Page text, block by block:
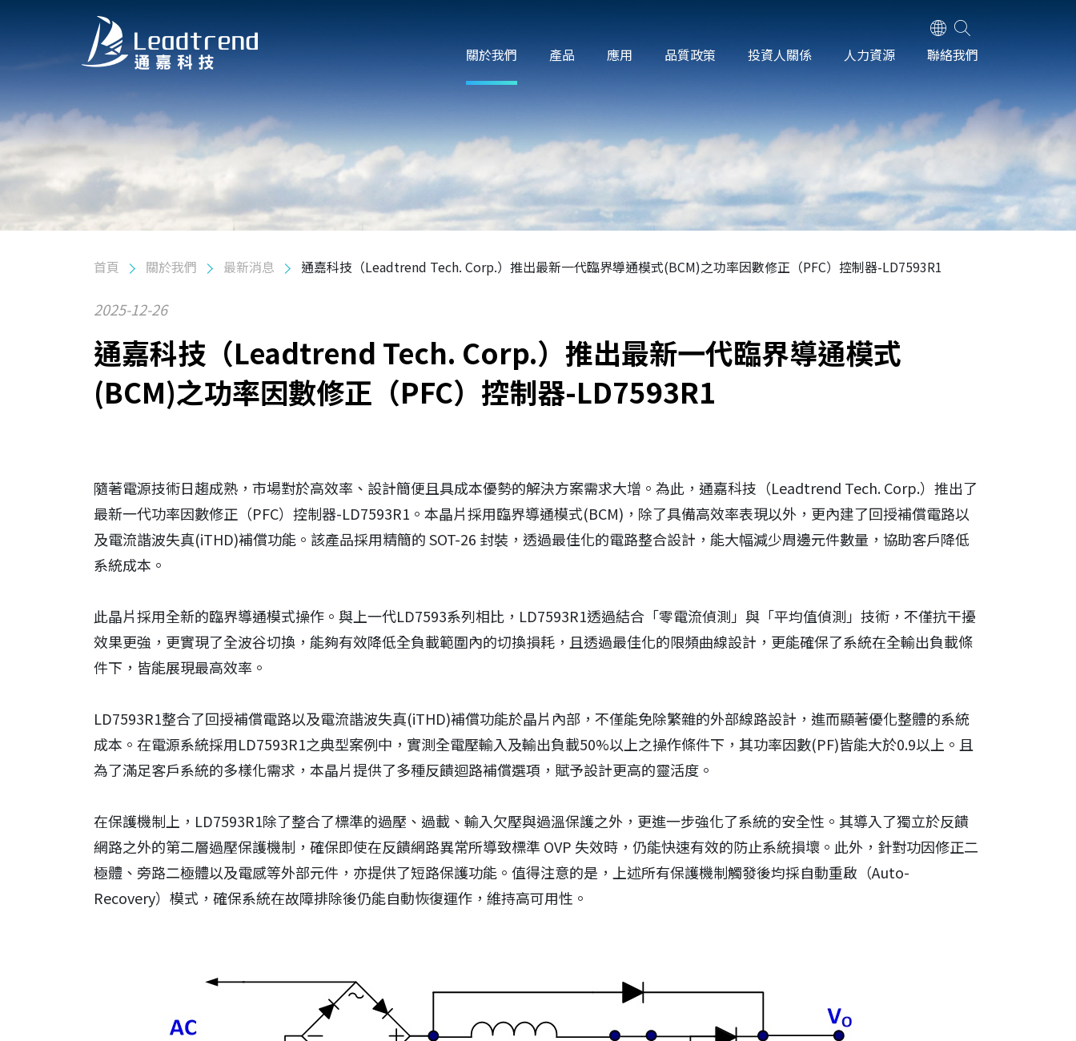
公司簡介
公司沿革
最新消息
關於我們 產品 應用 品質政策 投資人關係 人力資源 聯絡我們
首頁 關於我們 最新消息 通嘉科技（Leadtrend Tech. Corp.）推出最新一代臨界導通模式(BCM)之功率因數修正（PFC）控制器-LD7593R1
2025-12-26
通嘉科技（Leadtrend Tech. Corp.）推出最新一代臨界導通模式
(BCM)之功率因數修正（PFC）控制器-LD7593R1
隨著電源技術日趨成熟，市場對於高效率、設計簡便且具成本優勢的解決方案需求大增。為此，通嘉科技（Leadtrend Tech. Corp.）推出了
最新一代功率因數修正（PFC）控制器-LD7593R1。本晶片採用臨界導通模式(BCM)，除了具備高效率表現以外，更內建了回授補償電路以
及電流諧波失真(iTHD)補償功能。該產品採用精簡的 SOT-26 封裝，透過最佳化的電路整合設計，能大幅減少周邊元件數量，協助客戶降低
系統成本。
此晶片採用全新的臨界導通模式操作。與上一代LD7593系列相比，LD7593R1透過結合「零電流偵測」與「平均值偵測」技術，不僅抗干擾
效果更強，更實現了全波谷切換，能夠有效降低全負載範圍內的切換損耗，且透過最佳化的限頻曲線設計，更能確保了系統在全輸出負載條
件下，皆能展現最高效率。
LD7593R1整合了回授補償電路以及電流諧波失真(iTHD)補償功能於晶片內部，不僅能免除繁雜的外部線路設計，進而顯著優化整體的系統
成本。在電源系統採用LD7593R1之典型案例中，實測全電壓輸入及輸出負載50%以上之操作條件下，其功率因數(PF)皆能大於0.9以上。且
為了滿足客戶系統的多樣化需求，本晶片提供了多種反饋迴路補償選項，賦予設計更高的靈活度。
在保護機制上，LD7593R1除了整合了標準的過壓、過載、輸入欠壓與過溫保護之外，更進一步強化了系統的安全性。其導入了獨立於反饋
網路之外的第二層過壓保護機制，確保即使在反饋網路異常所導致標準 OVP 失效時，仍能快速有效的防止系統損壞。此外，針對功因修正二
極體、旁路二極體以及電感等外部元件，亦提供了短路保護功能。值得注意的是，上述所有保護機制觸發後均採自動重啟（Auto-
Recovery）模式，確保系統在故障排除後仍能自動恢復運作，維持高可用性。